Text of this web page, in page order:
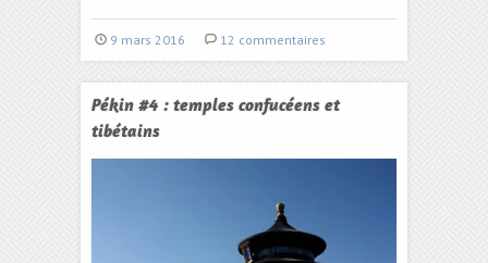
9 mars 2016 12 commentaires
Pékin #4 : temples confucéens et
tibétains